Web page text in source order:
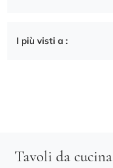
I più visti a :
Tavoli da cucina